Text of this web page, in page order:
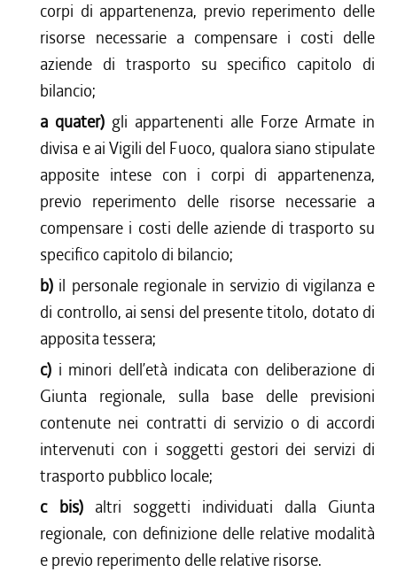
corpi di appartenenza, previo reperimento delle
risorse necessarie a compensare i costi delle
aziende di trasporto su specifico capitolo di
bilancio;
a quater) gli appartenenti alle Forze Armate in
divisa e ai Vigili del Fuoco, qualora siano stipulate
apposite intese con i corpi di appartenenza,
previo reperimento delle risorse necessarie a
compensare i costi delle aziende di trasporto su
specifico capitolo di bilancio;
b) il personale regionale in servizio di vigilanza e
di controllo, ai sensi del presente titolo, dotato di
apposita tessera;
c) i minori dell’età indicata con deliberazione di
Giunta regionale, sulla base delle previsioni
contenute nei contratti di servizio o di accordi
intervenuti con i soggetti gestori dei servizi di
trasporto pubblico locale;
c bis) altri soggetti individuati dalla Giunta
regionale, con definizione delle relative modalità
e previo reperimento delle relative risorse.